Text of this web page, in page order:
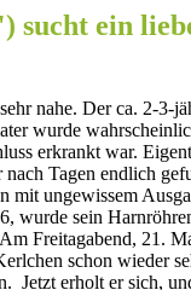
ein
nahe. Der ca. 2-3-
wurde
erkrankt war.
Tagen endlich
mit ungewissem
wurde sein
Freitagabend, 21.
schon wieder
Jetzt erholt er sich,